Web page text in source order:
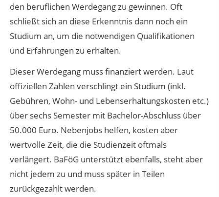
den beruflichen Werdegang zu gewinnen. Oft
schließt sich an diese Erkenntnis dann noch ein
Studium an, um die notwendigen Qualifikationen
und Erfahrungen zu erhalten.
Dieser Werdegang muss finanziert werden. Laut
offiziellen Zahlen verschlingt ein Studium (inkl.
Gebühren, Wohn- und Lebenserhaltungskosten etc.)
über sechs Semester mit Bachelor-Abschluss über
50.000 Euro. Nebenjobs helfen, kosten aber
wertvolle Zeit, die die Studienzeit oftmals
verlängert. BaFöG unterstützt ebenfalls, steht aber
nicht jedem zu und muss später in Teilen
zurückgezahlt werden.